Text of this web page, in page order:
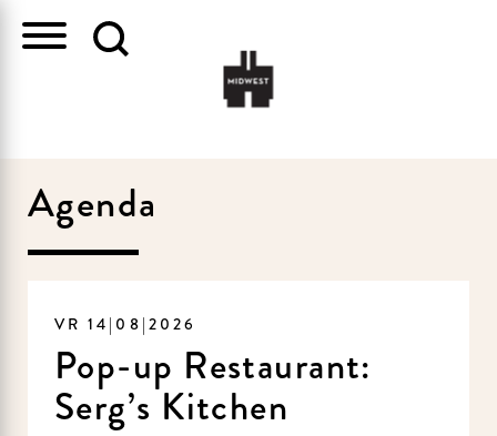
Agenda
VR 14|08|2026
Pop-up Restaurant:
Serg’s Kitchen